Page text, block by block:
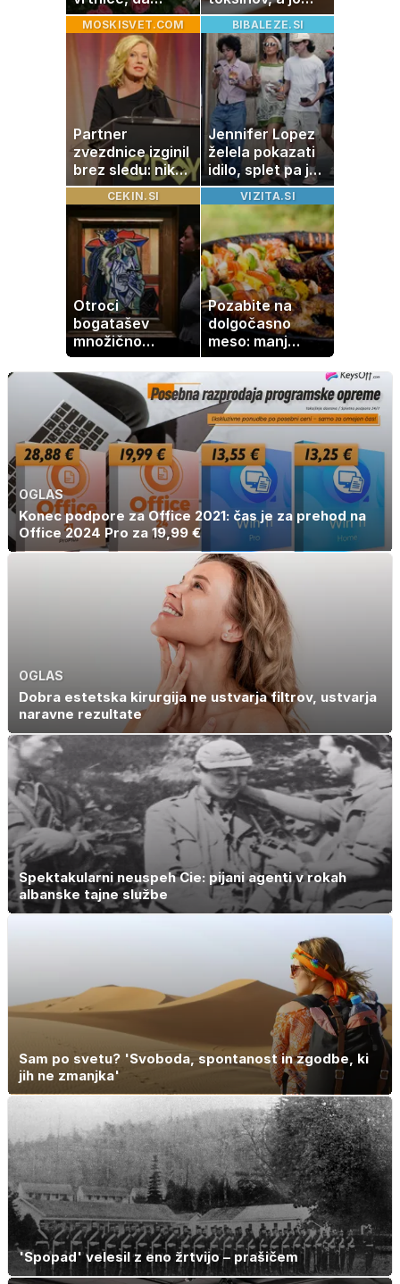
zrastejo? Vse o
rasti, cvetenju in
negi vrtnic
imamo vsi radi:
to je najbolj
nezdrava riba, ki
jo mnogi redno
uživajo
MOSKISVET.COM
Partner
zvezdnice izginil
brez sledu: nikoli
ga niso našli,
nato je prišla še
ena tragedija
BIBALEZE.SI
Jennifer Lopez
želela pokazati
idilo, splet pa je
razburila ena
stvar
CEKIN.SI
Otroci
bogatašev
množično
prodajajo
družinske
zbirke: raje imajo
denar kot
umetnine
VIZITA.SI
Pozabite na
dolgočasno
meso: manj
maščobe, več
svežine
OGLAS
Konec podpore za Office 2021: čas je za prehod na
Office 2024 Pro za 19,99 €
OGLAS
Dobra estetska kirurgija ne ustvarja filtrov, ustvarja
naravne rezultate
Spektakularni neuspeh Cie: pijani agenti v rokah
albanske tajne službe
Sam po svetu? 'Svoboda, spontanost in zgodbe, ki
jih ne zmanjka'
'Spopad' velesil z eno žrtvijo – prašičem